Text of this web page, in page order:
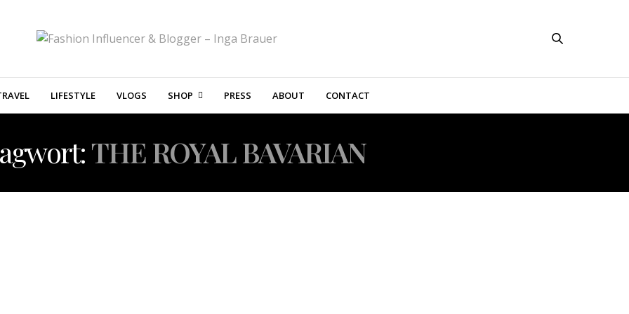
LIFESTYLE VLOGS SHOP PRESS ABOUT CONTACT
THE ROYAL BAVARIAN